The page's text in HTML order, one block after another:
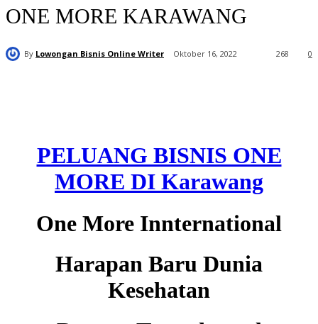
ONE MORE KARAWANG
By Lowongan Bisnis Online Writer Oktober 16, 2022 0
268
PELUANG BISNIS ONE
MORE DI Karawang
One More Innternational
Harapan Baru Dunia
Kesehatan